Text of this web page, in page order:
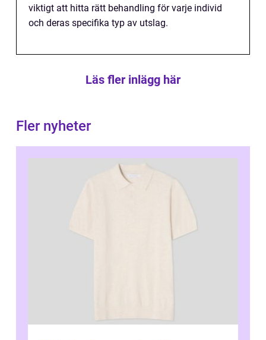
viktigt att hitta rätt behandling för varje individ
och deras specifika typ av utslag.
Läs fler inlägg här
Fler nyheter